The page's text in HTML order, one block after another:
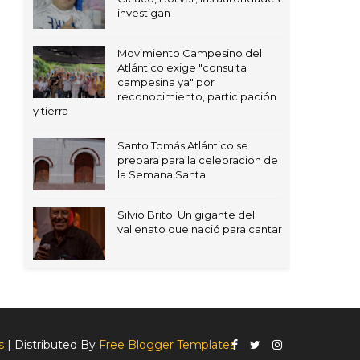
investigan
Movimiento Campesino del
Atlántico exige "consulta
campesina ya" por
reconocimiento, participación
y tierra
Santo Tomás Atlántico se
prepara para la celebración de
la Semana Santa
Silvio Brito: Un gigante del
vallenato que nació para cantar
| Distributed By Free Blogger Templates